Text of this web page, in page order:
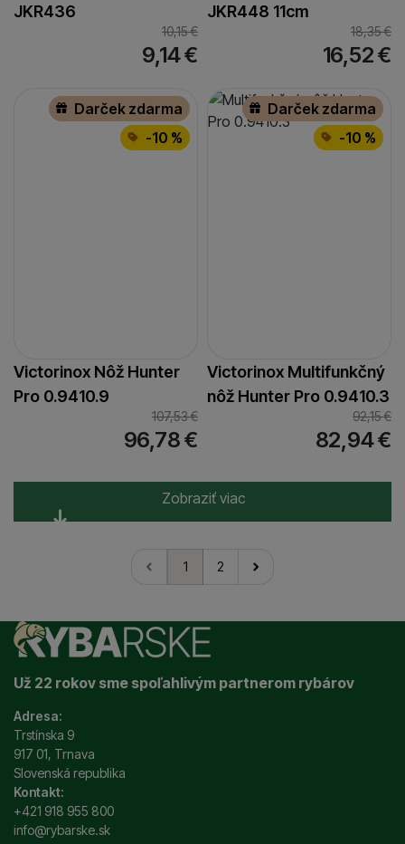
JKR436
10,15€
9,14€
JKR448 11cm
18,35€
16,52€
Darček zdarma
-10 %
Victorinox Nôž Hunter
Pro 0.9410.9
107,53€
96,78€
Darček zdarma
-10 %
Victorinox Multifunkčný
nôž Hunter Pro 0.9410.3
92,15€
82,94€
Zobraziť viac
1 2
nasledujúci
Už 22 rokov sme spoľahlivým partnerom rybárov
Adresa:
Trstínska 9
917 01, Trnava
Slovenská republika
Kontakt:
+421 918 955 800
info@rybarske.sk